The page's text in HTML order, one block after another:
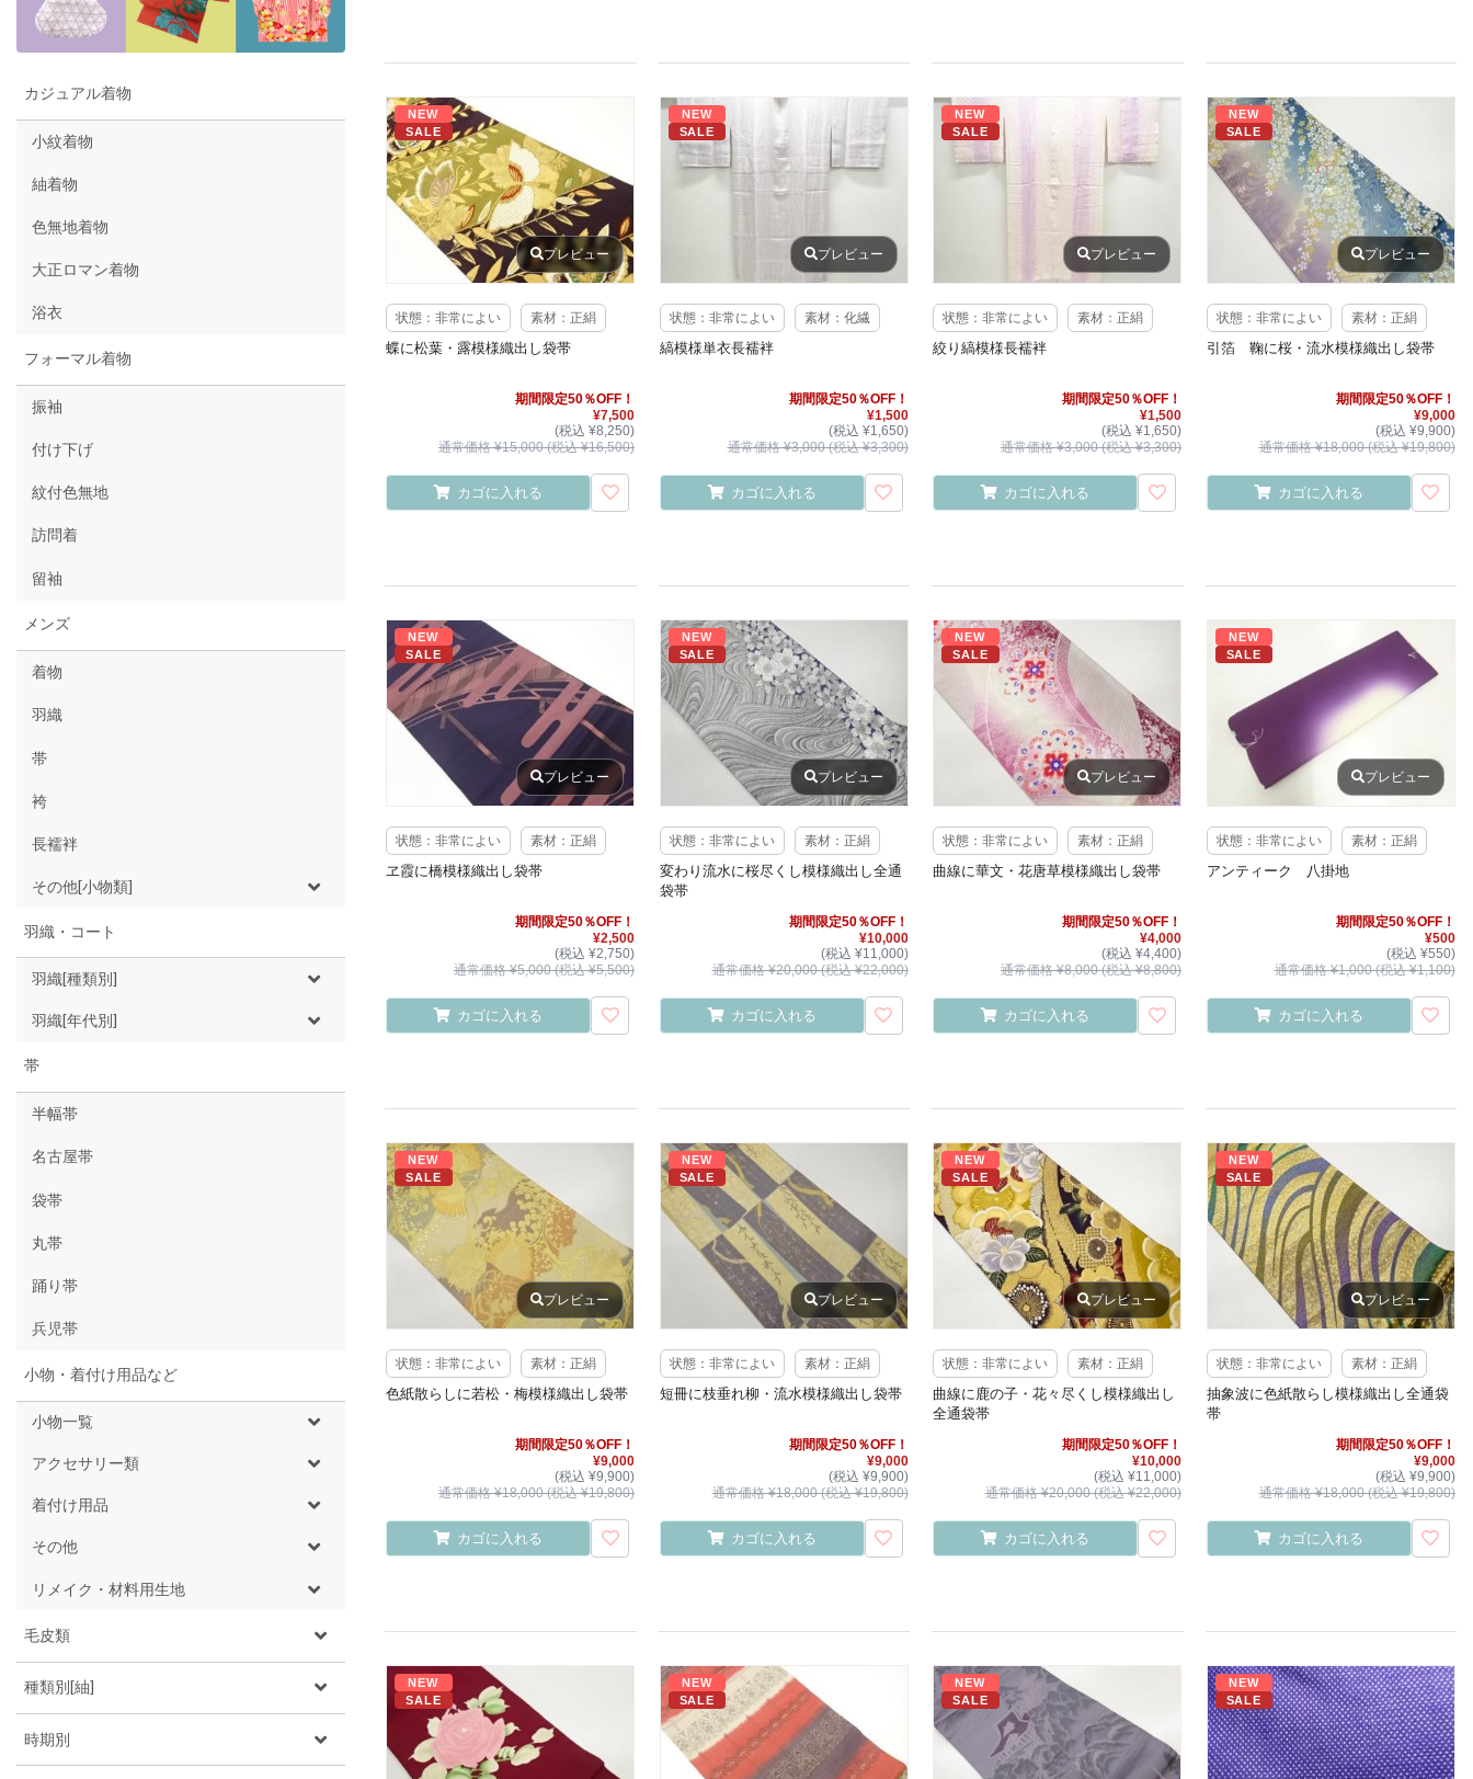
カジュアル着物
小紋着物
紬着物
色無地着物
大正ロマン着物
浴衣
フォーマル着物
振袖
付け下げ
紋付色無地
訪問着
留袖
メンズ
着物
羽織
帯
袴
長襦袢
その他[小物類]
羽織・コート
羽織[種類別]
羽織[年代別]
帯
半幅帯
名古屋帯
袋帯
丸帯
踊り帯
兵児帯
小物・着付け用品など
小物一覧
アクセサリー類
着付け用品
その他
リメイク・材料用生地
毛皮類
種類別[紬]
時期別
NEW
SALE
プレビュー
状態：非常によい 素材：正絹
蝶に松葉・露模様織出し袋帯
期間限定50％OFF！
¥7,500
(税込 ¥8,250)
通常価格 ¥15,000 (税込 ¥16,500)
カゴに入れる
NEW
SALE
プレビュー
状態：非常によい 素材：化繊
縞模様単衣長襦袢
期間限定50％OFF！
¥1,500
(税込 ¥1,650)
通常価格 ¥3,000 (税込 ¥3,300)
カゴに入れる
NEW
SALE
プレビュー
状態：非常によい 素材：正絹
絞り縞模様長襦袢
期間限定50％OFF！
¥1,500
(税込 ¥1,650)
通常価格 ¥3,000 (税込 ¥3,300)
カゴに入れる
NEW
SALE
プレビュー
状態：非常によい 素材：正絹
引箔 鞠に桜・流水模様織出し袋帯
期間限定50％OFF！
¥9,000
(税込 ¥9,900)
通常価格 ¥18,000 (税込 ¥19,800)
カゴに入れる
NEW
SALE
プレビュー
状態：非常によい 素材：正絹
ヱ霞に橋模様織出し袋帯
期間限定50％OFF！
¥2,500
(税込 ¥2,750)
通常価格 ¥5,000 (税込 ¥5,500)
カゴに入れる
NEW
SALE
プレビュー
状態：非常によい 素材：正絹
変わり流水に桜尽くし模様織出し全通
袋帯
期間限定50％OFF！
¥10,000
(税込 ¥11,000)
通常価格 ¥20,000 (税込 ¥22,000)
カゴに入れる
NEW
SALE
プレビュー
状態：非常によい 素材：正絹
曲線に華文・花唐草模様織出し袋帯
期間限定50％OFF！
¥4,000
(税込 ¥4,400)
通常価格 ¥8,000 (税込 ¥8,800)
カゴに入れる
NEW
SALE
プレビュー
状態：非常によい 素材：正絹
アンティーク 八掛地
期間限定50％OFF！
¥500
(税込 ¥550)
通常価格 ¥1,000 (税込 ¥1,100)
カゴに入れる
NEW
SALE
プレビュー
状態：非常によい 素材：正絹
色紙散らしに若松・梅模様織出し袋帯
期間限定50％OFF！
¥9,000
(税込 ¥9,900)
通常価格 ¥18,000 (税込 ¥19,800)
カゴに入れる
NEW
SALE
プレビュー
状態：非常によい 素材：正絹
短冊に枝垂れ柳・流水模様織出し袋帯
期間限定50％OFF！
¥9,000
(税込 ¥9,900)
通常価格 ¥18,000 (税込 ¥19,800)
カゴに入れる
NEW
SALE
プレビュー
状態：非常によい 素材：正絹
曲線に鹿の子・花々尽くし模様織出し
全通袋帯
期間限定50％OFF！
¥10,000
(税込 ¥11,000)
通常価格 ¥20,000 (税込 ¥22,000)
カゴに入れる
NEW
SALE
プレビュー
状態：非常によい 素材：正絹
抽象波に色紙散らし模様織出し全通袋
帯
期間限定50％OFF！
¥9,000
(税込 ¥9,900)
通常価格 ¥18,000 (税込 ¥19,800)
カゴに入れる
NEW
SALE
NEW
SALE
NEW
SALE
NEW
SALE